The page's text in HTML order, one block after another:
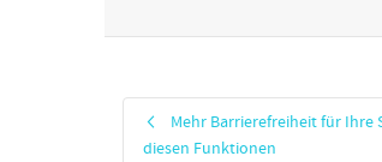
Mehr Barrierefreiheit für Ihre
diesen Funktionen